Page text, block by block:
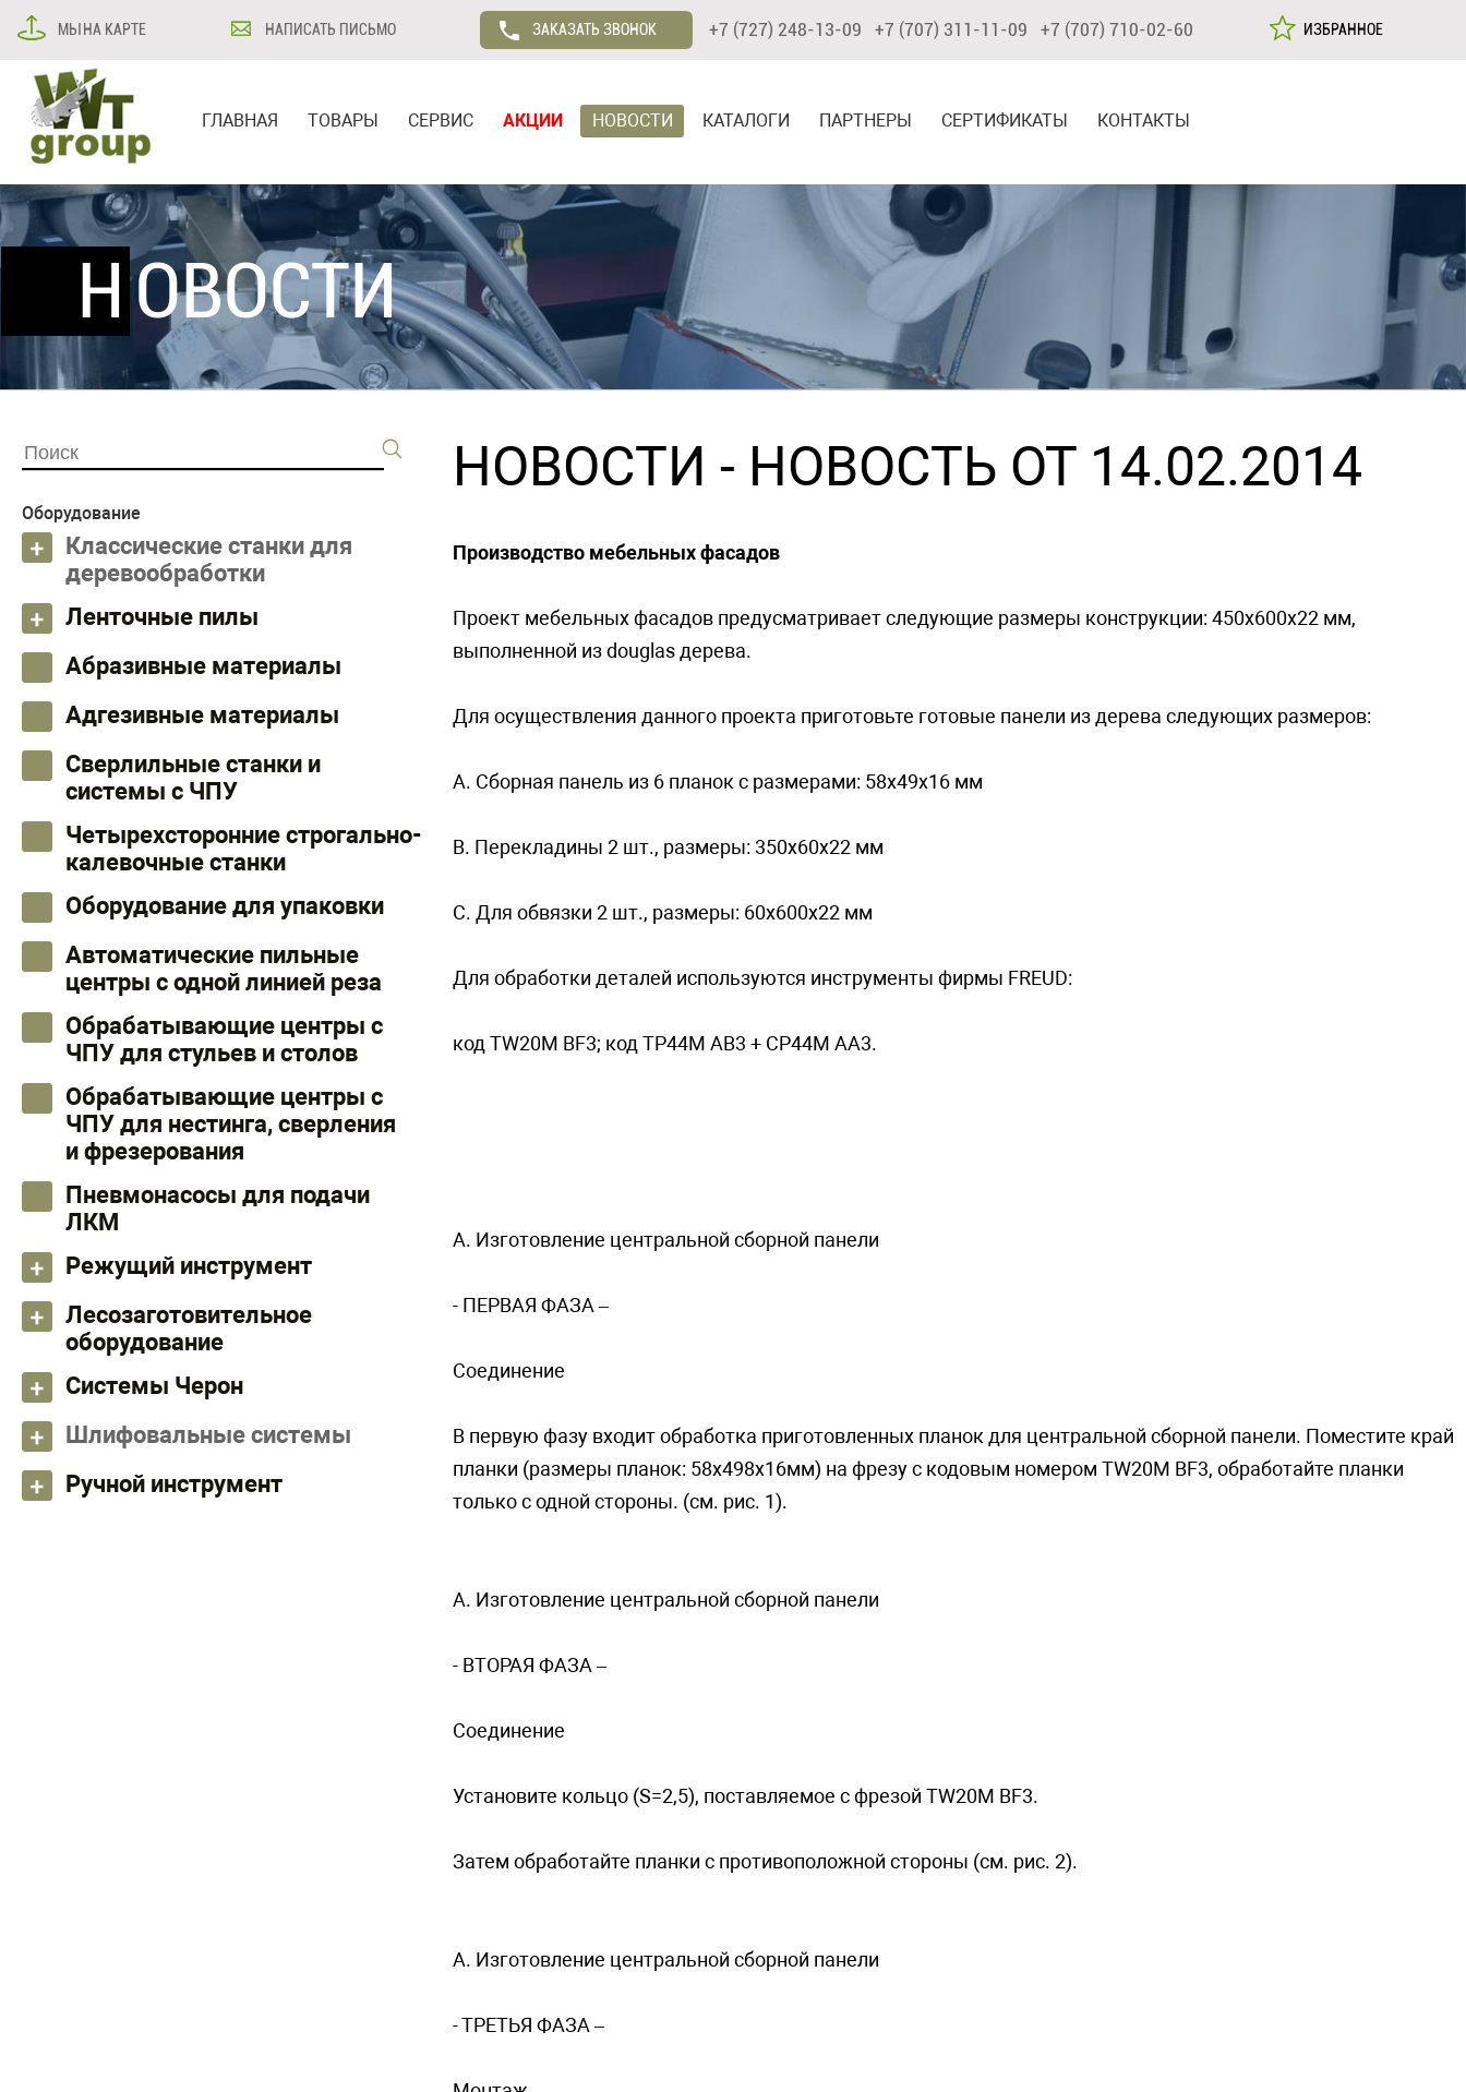
МЫ НА КАРТЕ НАПИСАТЬ ПИСЬМО ЗАКАЗАТЬ ЗВОНОК +7 (727) 248-13-09 +7 (707) 311-11-09 +7 (707) 710-02-60 ИЗБРАННОЕ
ГЛАВНАЯ ТОВАРЫ СЕРВИС АКЦИИ НОВОСТИ КАТАЛОГИ ПАРТНЕРЫ СЕРТИФИКАТЫ КОНТАКТЫ
НОВОСТИ
Оборудование
Классические станки для
деревообработки
Ленточные пилы
Абразивные материалы
Адгезивные материалы
Сверлильные станки и
системы с ЧПУ
Четырехсторонние строгально-
калевочные станки
Оборудование для упаковки
Автоматические пильные
центры с одной линией реза
Обрабатывающие центры с
ЧПУ для стульев и столов
Обрабатывающие центры с
ЧПУ для нестинга, сверления
и фрезерования
Пневмонасосы для подачи
ЛКМ
Режущий инструмент
Лесозаготовительное
оборудование
Системы Черон
Шлифовальные системы
Ручной инструмент
НОВОСТИ - НОВОСТЬ ОТ 14.02.2014
Производство мебельных фасадов
Проект мебельных фасадов предусматривает следующие размеры конструкции: 450х600х22 мм,
выполненной из douglas дерева.
Для осуществления данного проекта приготовьте готовые панели из дерева следующих размеров:
A. Сборная панель из 6 планок с размерами: 58х49х16 мм
B. Перекладины 2 шт., размеры: 350х60х22 мм
C. Для oбвязки 2 шт., размеры: 60х600х22 мм
Для обработки деталей используются инструменты фирмы FREUD:
код TW20M BF3; код TP44M AB3 + CP44M AA3.
A. Изготовление центральной сборной панели
- ПЕРВАЯ ФАЗА –
Сoeдинeниe
В первую фазу входит обработка приготовленных планок для центральной сборной панели. Поместите край
планки (размеры планок: 58х498х16мм) на фрезу с кодовым номером TW20M BF3, обработайте планки
только с одной стороны. (см. рис. 1).
A. Изготовление центральной сборной панели
- ВТОРАЯ ФАЗА –
Сoeдинeниe
Установите кольцо (S=2,5), поставляемое с фрезой TW20M BF3.
Затем обработайте планки с противоположной стороны (см. рис. 2).
A. Изготовление центральной сборной панели
- ТРЕТЬЯ ФАЗА –